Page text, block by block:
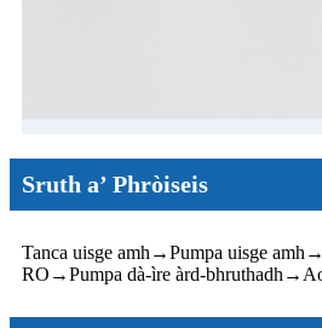
Sruth a’ Phròiseis
Tanca uisge amh →Pumpa uisge amh →
RO →Pumpa dà-ìre àrd-bhruthadh →